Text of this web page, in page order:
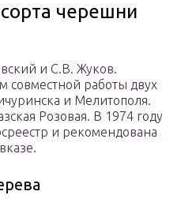
черешни
и С.В. Жуков.
совместной работы двух
и Мелитополя.
Розовая. В 1974 году
и рекомендована